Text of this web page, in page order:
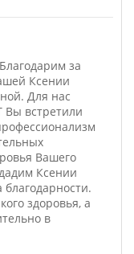
за
Ксении
Для нас
встретили
Вашего
Ксении
здоровья, а
в